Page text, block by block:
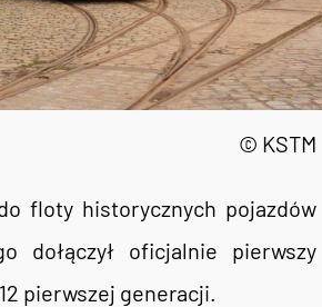
© KSTM
floty historycznych pojazdów
dołączył oficjalnie pierwszy
pierwszej generacji.